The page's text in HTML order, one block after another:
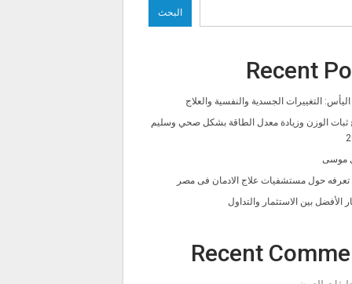
البحث
Recent
التغييرات الجسدية والنفسية والعلاج
ثبات الوزن وزيادة معدل الطاقة بشكل صحي وسليم
موسى
تعرفه حول مستشفيات علاج الادمان فى مصر
الأفضل بين الاستثمار والتداول
Recent